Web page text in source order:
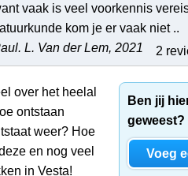
vaak is veel voorkennis
kom je er vaak niet ..
L. Van der Lem, 2021
2
Ben jij
geweest?
Voeg
over het heelal
ontstaan
weer? Hoe
en nog veel
in Vesta!